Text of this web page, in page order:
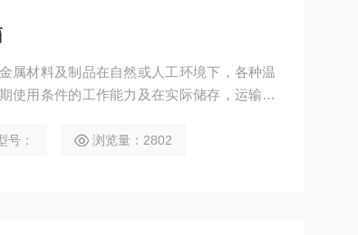
属材料及制品在自然或人工环境下，各种温
使用条件的工作能力及在实际储存，运输和
单位等行业对产品进行耐温、耐湿之环境可
号： 浏览量：2802